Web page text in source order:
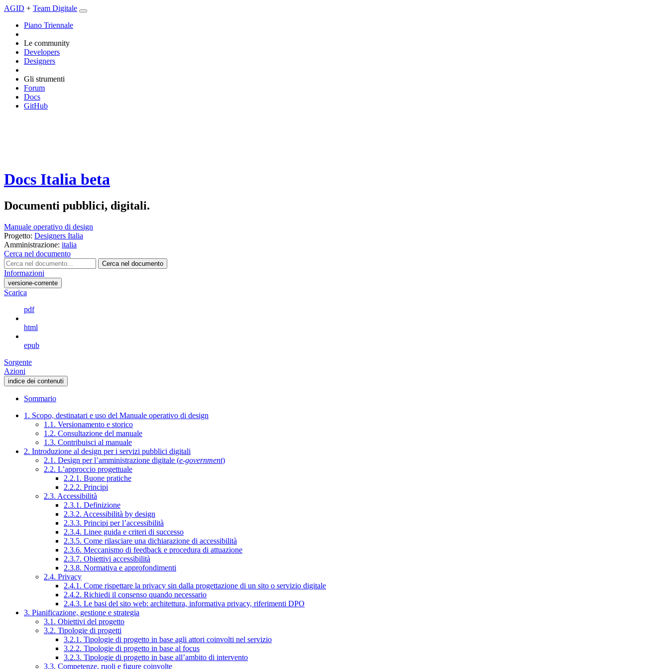
AGID + Team Digitale
Piano Triennale
Le community
Developers
Designers
Gli strumenti
Forum
Docs
GitHub
Docs Italia beta
Documenti pubblici, digitali.
Manuale operativo di design
Progetto: Designers Italia
Amministrazione: italia
Cerca nel documento
Cerca nel documento
Informazioni
versione-corrente
Scarica
pdf
html
epub
Sorgente
Azioni
indice dei contenuti
Sommario
1. Scopo, destinatari e uso del Manuale operativo di design
1.1. Versionamento e storico
1.2. Consultazione del manuale
1.3. Contribuisci al manuale
2. Introduzione al design per i servizi pubblici digitali
2.1. Design per l’amministrazione digitale (e-government)
2.2. L’approccio progettuale
2.2.1. Buone pratiche
2.2.2. Principi
2.3. Accessibilità
2.3.1. Definizione
2.3.2. Accessibilità by design
2.3.3. Principi per l’accessibilità
2.3.4. Linee guida e criteri di successo
2.3.5. Come rilasciare una dichiarazione di accessibilità
2.3.6. Meccanismo di feedback e procedura di attuazione
2.3.7. Obiettivi accessibilità
2.3.8. Normativa e approfondimenti
2.4. Privacy
2.4.1. Come rispettare la privacy sin dalla progettazione di un sito o servizio digitale
2.4.2. Richiedi il consenso quando necessario
2.4.3. Le basi del sito web: architettura, informativa privacy, riferimenti DPO
3. Pianificazione, gestione e strategia
3.1. Obiettivi del progetto
3.2. Tipologie di progetti
3.2.1. Tipologie di progetto in base agli attori coinvolti nel servizio
3.2.2. Tipologie di progetto in base al focus
3.2.3. Tipologie di progetto in base all’ambito di intervento
3.3. Competenze, ruoli e figure coinvolte